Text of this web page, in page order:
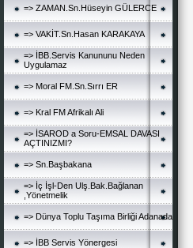
=> ZAMAN.Sn.Hüseyin GÜLERCE
=> VAKİT.Sn.Hasan KARAKAYA
=> İBB.Servis Kanununu Neden
Uygulamaz
=> Moral FM.Sn.Sırrı ER
=> Kral FM Afrikalı Ali
=> İSAROD a Soru-EMSAL DAVASI
AÇTINIZMI?
=> Sn.Başbakana
=> İç İşl-Den Ulş.Bak.Bağlanan
,Yönetmelik
=> Dünya Toplu Taşıma Birliği Adanada
=> İBB Servis Yönergesi